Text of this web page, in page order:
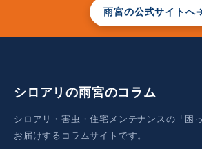
雨宮の公式サイトへ
シロアリの雨宮のコラム
シロアリ・害虫・住宅メンテナンスの「困
お届けするコラムサイトです。